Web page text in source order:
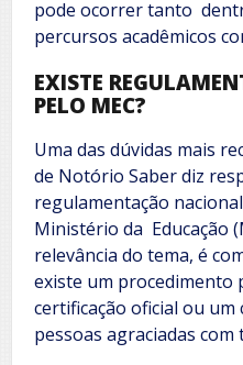
pode ocorrer tanto
percursos acadêmicos
EXISTE
PELO MEC?
Uma das dúvidas mais
de Notório Saber diz
regulamentação
Ministério da Educação
relevância do tema, é
existe um procedimento
certificação oficial ou
pessoas agraciadas